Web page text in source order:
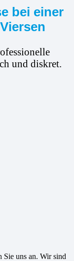
bei einer
und diskret.
Sie uns an. Wir sind